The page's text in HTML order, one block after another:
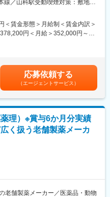
社員も多数活躍しています。役職
環境です。また、「やりたい」
えられる風土があり、主体的な
形成を支援。総務の専門性を高め
、DX推進、情報システム、経営
の場を広げることも可能です。
断用医薬品の開発・製造・販売
糖尿病検査分野では国内トップ
カ国46拠点を展開。製品は世界
管理部門も事業成長を支える重
者さんのクオリティ・オブ・ラ
い人生を送るウェルビーイング
として、治験の推進、申請、価
引して頂きます。具体的な業務
実施あるいは指示監督し、完遂
を執筆する
どの文書を作成する
の開発戦略策定に主体的に関わ
線／山科駅受動喫煙対策：敷地内
＜賃金形態＞月給制＜賃金内訳＞
円＜月給＞352,000円～
くまでも目安の金額であり、選
ます。月給(月額)は固定手当を含
応募依頼する
（エージェントサービス）
理）※賞与6か月分実績
く扱う老舗製薬メーカ
老舗製薬メーカー／医薬品・動物